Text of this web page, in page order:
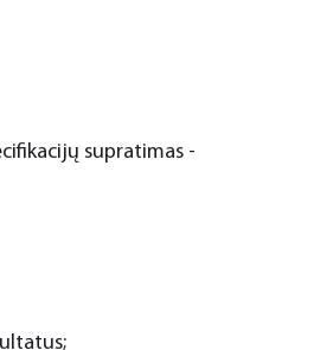
supratimas -